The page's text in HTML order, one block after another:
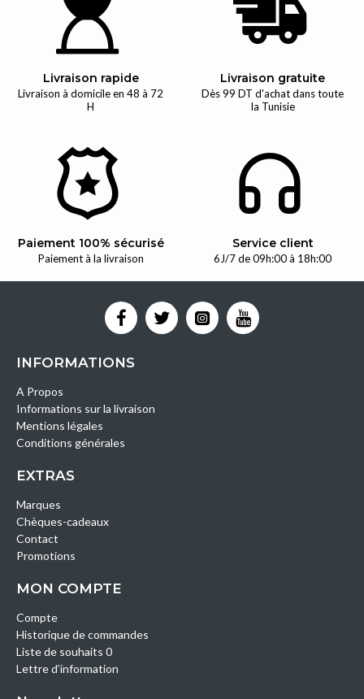
Livraison rapide
Livraison à domicile en 48 à 72
H
Livraison gratuite
Dès 99 DT d'achat dans toute
la Tunisie
Paiement 100% sécurisé
Paiement à la livraison
Service client
6J/7 de 09h:00 à 18h:00
INFORMATIONS
A Propos
Informations sur la livraison
Mentions légales
Conditions générales
EXTRAS
Marques
Chèques-cadeaux
Contact
Promotions
MON COMPTE
Compte
Historique de commandes
Liste de souhaits 0
Lettre d’information